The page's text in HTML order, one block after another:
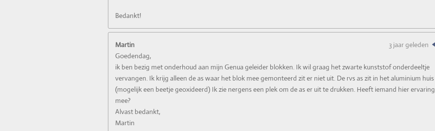
Bedankt!
Martin
3 jaar geleden
Goedendag,
ik ben bezig met onderhoud aan mijn Genua geleider blokken. Ik wil graag het zwarte kunststof onderdeeltje
vervangen. Ik krijg alleen de as waar het blok mee gemonteerd zit er niet uit. De rvs as zit in het aluminium huis
(mogelijk een beetje geoxideerd) Ik zie nergens een plek om de as er uit te drukken. Heeft iemand hier ervaring
mee?
Alvast bedankt,
Martin